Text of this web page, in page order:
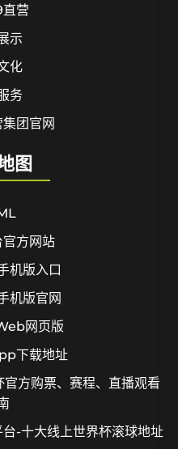
营
示
化
务
团官网
图
方网站
机版入口
机版官网
网页版
下载地址
方购票、赛程、直播观看
-十大线上世界杯滚球地址